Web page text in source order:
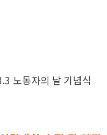
노동자의 날 기념식